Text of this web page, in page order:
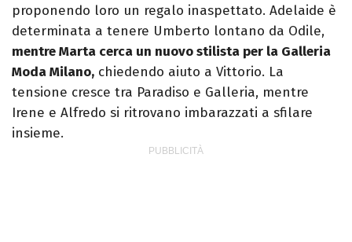
proponendo loro un regalo inaspettato. Adelaide è
determinata a tenere Umberto lontano da Odile,
mentre Marta cerca un nuovo stilista per la Galleria
Moda Milano, chiedendo aiuto a Vittorio. La
tensione cresce tra Paradiso e Galleria, mentre
Irene e Alfredo si ritrovano imbarazzati a sfilare
insieme.